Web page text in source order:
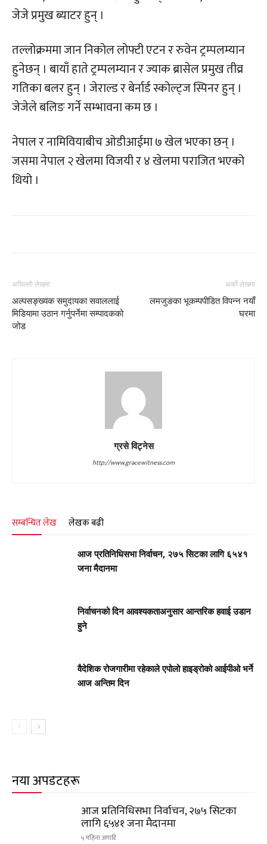
जेजे प्रमुख ब्याटर हुन् ।
तल्लोक्रममा जान निकोल लोफ्टी एटन र रुवेन ट्रम्पलम्यान
हुनेछन् । बायाँ हाते ट्रम्पलम्यान र ज्याक ब्रासेल प्रमुख तीव्र
गतिका बलर हुन् । जेराल्ड र बेर्नार्ड स्कोल्ट्ज स्पिनर हुन् ।
जेजेले बलिङ गर्ने सम्भावना कम छ ।
नेपाल र नामिवियाबीच ओडीआईमा ७ खेल भएका छन् ।
जसमा नेपाल २ खेलमा विजयी र ४ खेलमा पराजित भएको
थियो ।
अघिल्लो लेखमा
अल्पसङ्ख्यक समुदायका सवाललाई
मिडियामा उठान गर्नुपर्नेमा सम्पादकको
जोड
अर्को लेखमा
लमजुङका भूकम्पपीडित विपन्न नयाँ
घरमा
ग्रसे विट्नेस
http://www.gracewitness.com
सम्बन्धित लेख लेखक बढी
आज प्रतिनिधिसभा निर्वाचन, २७५ सिटका लागि ६५४१
जना मैदानमा
निर्वाचनको दिन आवश्यकताअनुसार आन्तरिक हवाई उडान
हुने
वैदेशिक रोजगारीमा रहेकाले एपोलो हाइड्रोको आईपीओ भर्ने
आज अन्तिम दिन
नयाँ अपडेटहरू
आज प्रतिनिधिसभा निर्वाचन, २७५ सिटका
लागि ६५४१ जना मैदानमा
५ महिना अगाडि